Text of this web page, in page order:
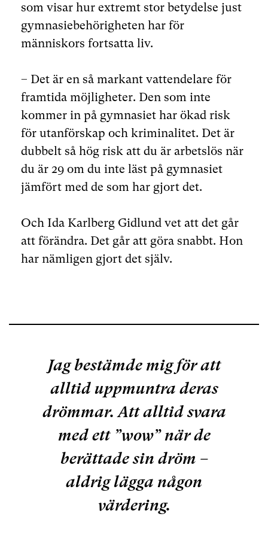
som visar hur extremt stor betydelse just
gymnasiebehörigheten har för
människors fortsatta liv.
– Det är en så markant vattendelare för
framtida möjligheter. Den som inte
kommer in på gymnasiet har ökad risk
för utanförskap och kriminalitet. Det är
dubbelt så hög risk att du är arbetslös när
du är 29 om du inte läst på gymnasiet
jämfört med de som har gjort det.
Och Ida Karlberg Gidlund vet att det går
att förändra. Det går att göra snabbt. Hon
har nämligen gjort det själv.
Jag bestämde mig för att
alltid uppmuntra deras
drömmar. Att alltid svara
med ett ”wow” när de
berättade sin dröm –
aldrig lägga någon
värdering.